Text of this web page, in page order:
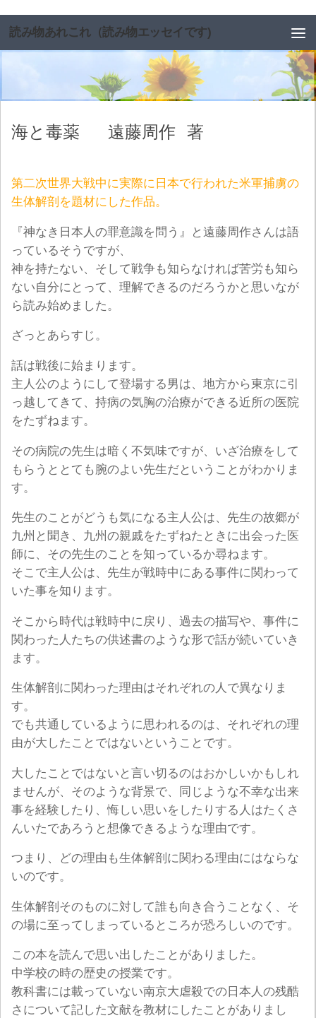
読み物あれこれ（読み物エッセイです)
海と毒薬 遠藤周作 著
第二次世界大戦中に実際に日本で行われた米軍捕虜の
生体解剖を題材にした作品。
『神なき日本人の罪意識を問う』と遠藤周作さんは語
っているそうですが、
神を持たない、そして戦争も知らなければ苦労も知ら
ない自分にとって、理解できるのだろうかと思いなが
ら読み始めました。
ざっとあらすじ。
話は戦後に始まります。
主人公のようにして登場する男は、地方から東京に引
っ越してきて、持病の気胸の治療ができる近所の医院
をたずねます。
その病院の先生は暗く不気味ですが、いざ治療をして
もらうととても腕のよい先生だということがわかりま
す。
先生のことがどうも気になる主人公は、先生の故郷が
九州と聞き、九州の親戚をたずねたときに出会った医
師に、その先生のことを知っているか尋ねます。
そこで主人公は、先生が戦時中にある事件に関わって
いた事を知ります。
そこから時代は戦時中に戻り、過去の描写や、事件に
関わった人たちの供述書のような形で話が続いていき
ます。
生体解剖に関わった理由はそれぞれの人で異なりま
す。
でも共通しているように思われるのは、それぞれの理
由が大したことではないということです。
大したことではないと言い切るのはおかしいかもしれ
ませんが、そのような背景で、同じような不幸な出来
事を経験したり、悔しい思いをしたりする人はたくさ
んいたであろうと想像できるような理由です。
つまり、どの理由も生体解剖に関わる理由にはならな
いのです。
生体解剖そのものに対して誰も向き合うことなく、そ
の場に至ってしまっているところが恐ろしいのです。
この本を読んで思い出したことがありました。
中学校の時の歴史の授業です。
教科書には載っていない南京大虐殺での日本人の残酷
さについて記した文献を教材にしたことがありまし